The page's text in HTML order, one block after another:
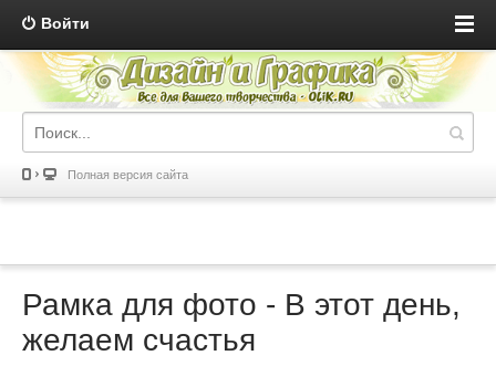
Войти
Полная версия сайта
Рамка для фото - В этот день,
желаем счастья